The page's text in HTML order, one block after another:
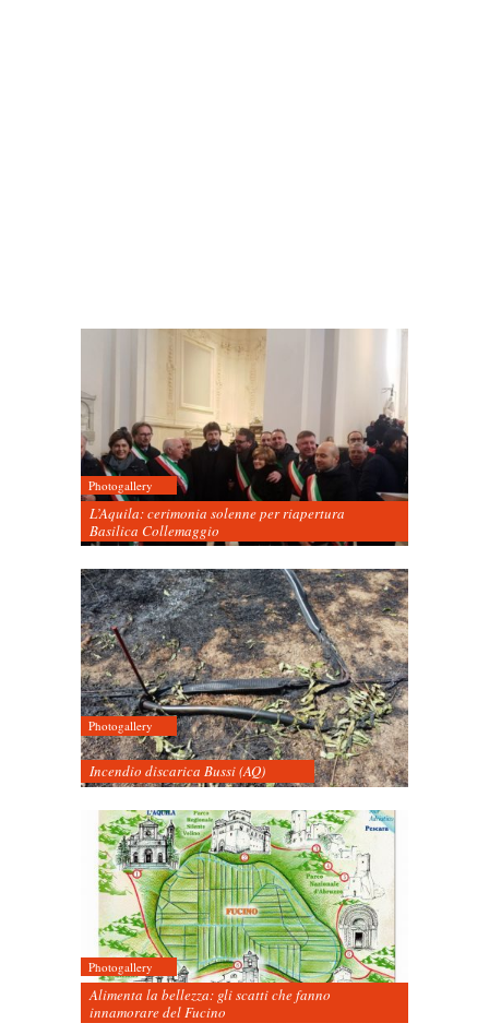
Photogallery
L’Aquila: cerimonia solenne per riapertura
Basilica Collemaggio
Photogallery
Incendio discarica Bussi (AQ)
Photogallery
Alimenta la bellezza: gli scatti che fanno
innamorare del Fucino